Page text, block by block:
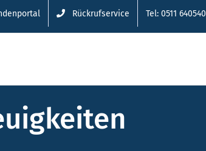
Rückrufservice Tel: 0511 640540